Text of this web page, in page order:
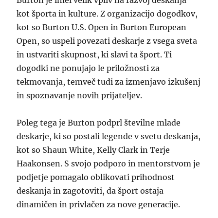
kot športa in kulture. Z organizacijo dogodkov,
kot so Burton U.S. Open in Burton European
Open, so uspeli povezati deskarje z vsega sveta
in ustvariti skupnost, ki slavi ta šport. Ti
dogodki ne ponujajo le priložnosti za
tekmovanja, temveč tudi za izmenjavo izkušenj
in spoznavanje novih prijateljev.
Poleg tega je Burton podprl številne mlade
deskarje, ki so postali legende v svetu deskanja,
kot so Shaun White, Kelly Clark in Terje
Haakonsen. S svojo podporo in mentorstvom je
podjetje pomagalo oblikovati prihodnost
deskanja in zagotoviti, da šport ostaja
dinamičen in privlačen za nove generacije.